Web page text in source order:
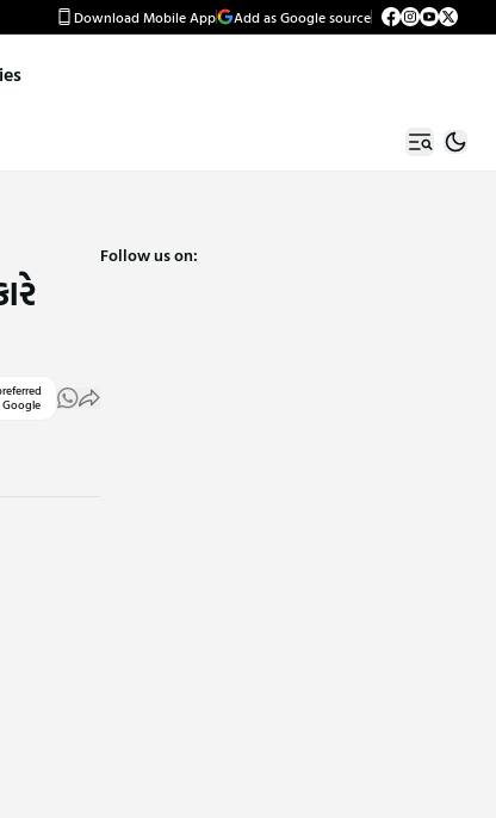
Download Mobile App Add as Google source
Follow us on: